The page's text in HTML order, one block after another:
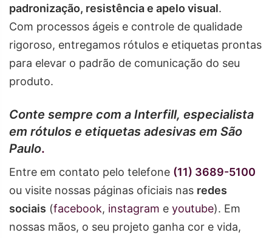
padronização, resistência e apelo visual.
Com processos ágeis e controle de qualidade
rigoroso, entregamos rótulos e etiquetas prontas
para elevar o padrão de comunicação do seu
produto.
Conte sempre com a Interfill, especialista
em rótulos e etiquetas adesivas em São
Paulo.
Entre em contato pelo telefone (11) 3689-5100
ou visite nossas páginas oficiais nas redes
sociais (facebook, instagram e youtube). Em
nossas mãos, o seu projeto ganha cor e vida,